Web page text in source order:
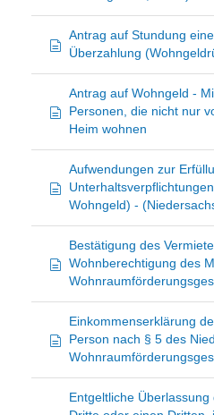
Antrag auf Stundung
Überzahlung
Antrag auf Wohngeld -
Personen, die nicht nur
Heim wohnen
Aufwendungen zur
Wohngeld) -
Bestätigung des
Wohnberechtigung des
Einkommenserklärung
Person nach § 5 des
Entgeltliche